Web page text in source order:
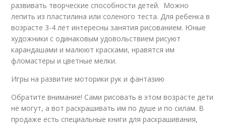
развивать творческие способности детей. Можно
лепить из пластилина или соленого теста. Для ребенка в
возрасте 3-4 лет интересны занятия рисованием. Юные
художники с одинаковым удовольствием рисуют
карандашами и малюют красками, нравятся им
фломастеры и цветные мелки.
Игры на развитие моторики рук и фантазию
Обратите внимание! Сами рисовать в этом возрасте дети
не могут, а вот раскрашивать им по душе и по силам. В
продаже есть специальные книги для раскрашивания,